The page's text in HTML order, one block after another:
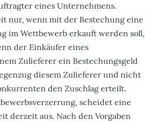
eines Unternehmens.
nur, wenn mit der Bestechung eine
im Wettbewerb erkauft werden soll,
der Einkäufer eines
Zulieferer ein Bestechungsgeld
diesem Zulieferer und nicht
den Zuschlag erteilt.
scheidet eine
derzeit aus. Nach den Vorgaben